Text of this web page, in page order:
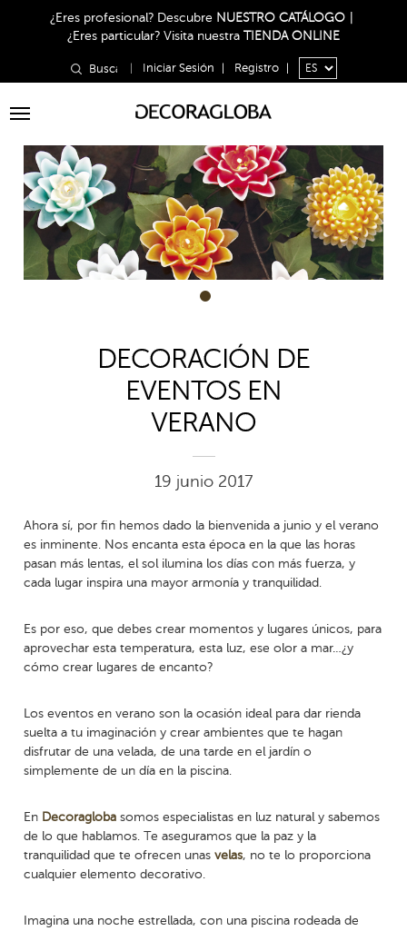
¿Eres profesional? Descubre NUESTRO CATÁLOGO
¿Eres particular? Visita nuestra TIENDA ONLINE
Iniciar Sesión Registro
Toggle
1
DECORACIÓN DE
EVENTOS EN
VERANO
19 junio 2017
Ahora sí, por fin hemos dado la bienvenida a junio y el verano
es inminente. Nos encanta esta época en la que las horas
pasan más lentas, el sol ilumina los días con más fuerza, y
cada lugar inspira una mayor armonía y tranquilidad.
Es por eso, que debes crear momentos y lugares únicos, para
aprovechar esta temperatura, esta luz, ese olor a mar…¿y
cómo crear lugares de encanto?
Los eventos en verano son la ocasión ideal para dar rienda
suelta a tu imaginación y crear ambientes que te hagan
disfrutar de una velada, de una tarde en el jardín o
simplemente de un día en la piscina.
En Decoragloba somos especialistas en luz natural y sabemos
de lo que hablamos. Te aseguramos que la paz y la
tranquilidad que te ofrecen unasvelas, no te lo proporciona
cualquier elemento decorativo.
Imagina una noche estrellada, con una piscina rodeada de